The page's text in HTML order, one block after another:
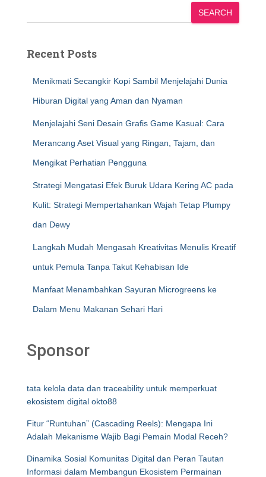
SEARCH
Recent Posts
Menikmati Secangkir Kopi Sambil Menjelajahi Dunia
Hiburan Digital yang Aman dan Nyaman
Menjelajahi Seni Desain Grafis Game Kasual: Cara
Merancang Aset Visual yang Ringan, Tajam, dan
Mengikat Perhatian Pengguna
Strategi Mengatasi Efek Buruk Udara Kering AC pada
Kulit: Strategi Mempertahankan Wajah Tetap Plumpy
dan Dewy
Langkah Mudah Mengasah Kreativitas Menulis Kreatif
untuk Pemula Tanpa Takut Kehabisan Ide
Manfaat Menambahkan Sayuran Microgreens ke
Dalam Menu Makanan Sehari Hari
Sponsor
tata kelola data dan traceability untuk memperkuat
ekosistem digital okto88
Fitur “Runtuhan” (Cascading Reels): Mengapa Ini
Adalah Mekanisme Wajib Bagi Pemain Modal Receh?
Dinamika Sosial Komunitas Digital dan Peran Tautan
Informasi dalam Membangun Ekosistem Permainan